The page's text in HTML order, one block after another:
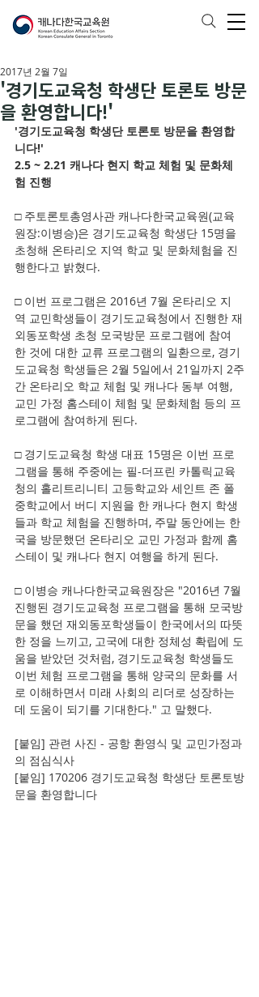
'경기도교육청 학생단 토론토 방문
을 환영합니다!'
2017년 2월 7일
'경기도교육청 학생단 토론토 방문을 환영합
니다!'
2.5 ~ 2.21 캐나다 현지 학교 체험 및 문화체
험 진행
□ 주토론토총영사관 캐나다한국교육원(교육
원장:이병승)은 경기도교육청 학생단 15명을
초청해 온타리오 지역 학교 및 문화체험을 진
행한다고 밝혔다.
□ 이번 프로그램은 2016년 7월 온타리오 지
역 교민학생들이 경기도교육청에서 진행한 재
외동포학생 초청 모국방문 프로그램에 참여
한 것에 대한 교류 프로그램의 일환으로, 경기
도교육청 학생들은 2월 5일에서 21일까지 2주
간 온타리오 학교 체험 및 캐나다 동부 여행,
교민 가정 홈스테이 체험 및 문화체험 등의 프
로그램에 참여하게 된다.
□ 경기도교육청 학생 대표 15명은 이번 프로
그램을 통해 주중에는 필-더프린 카톨릭교육
청의 홀리트리니티 고등학교와 세인트 존 폴
중학교에서 버디 지원을 한 캐나다 현지 학생
들과 학교 체험을 진행하며, 주말 동안에는 한
국을 방문했던 온타리오 교민 가정과 함께 홈
스테이 및 캐나다 현지 여행을 하게 된다.
□ 이병승 캐나다한국교육원장은 "2016년 7월
진행된 경기도교육청 프로그램을 통해 모국방
문을 했던 재외동포학생들이 한국에서의 따뜻
한 정을 느끼고, 고국에 대한 정체성 확립에 도
움을 받았던 것처럼, 경기도교육청 학생들도
이번 체험 프로그램을 통해 양국의 문화를 서
로 이해하면서 미래 사회의 리더로 성장하는
데 도움이 되기를 기대한다." 고 말했다.
[붙임] 관련 사진 - 공항 환영식 및 교민가정과
의 점심식사
[붙임] 170206 경기도교육청 학생단 토론토방
문을 환영합니다